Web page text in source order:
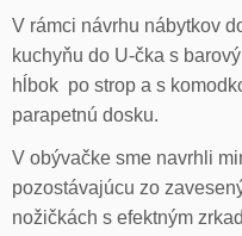
V rámci návrhu nábytkov
kuchyňu do U-čka s
hĺbok po strop a s
parapetnú dosku.
V obývačke sme navrhli
pozostávajúcu zo
nožičkách s efektným